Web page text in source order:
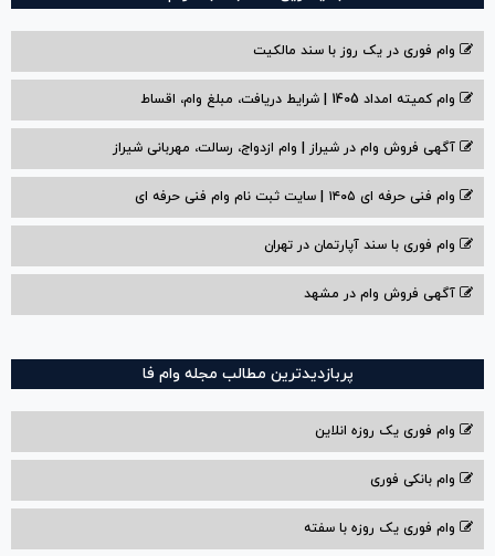
وام فوری در یک روز با سند مالکیت
وام کمیته امداد 1405 | شرایط دریافت، مبلغ وام، اقساط
آگهی فروش وام در شیراز | وام ازدواج، رسالت، مهربانی شیراز
وام فنی حرفه ای ۱۴۰۵ | سایت ثبت نام وام فنی حرفه ای
وام فوری با سند آپارتمان در تهران
آگهی فروش وام در مشهد
پربازدیدترین مطالب مجله وام فا
وام فوری یک روزه انلاین
وام بانکی فوری
وام فوری یک روزه با سفته